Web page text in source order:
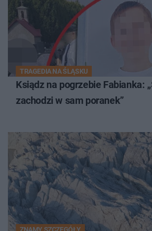
TRAGEDIA NA ŚLĄSKU
Ksiądz na pogrzebie Fabianka:
zachodzi w sam poranek”
ZNAMY SZCZEGÓŁY